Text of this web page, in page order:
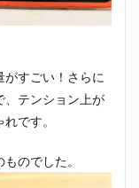
がすごい！さらに
、テンション上が
です。
のでした。